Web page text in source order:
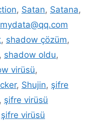
, Satan, Satana,
, shadow çözüm,
, shadow oldu,
virüsü,
, Shujin, şifre
, şifre virüsü
şifre virüsü